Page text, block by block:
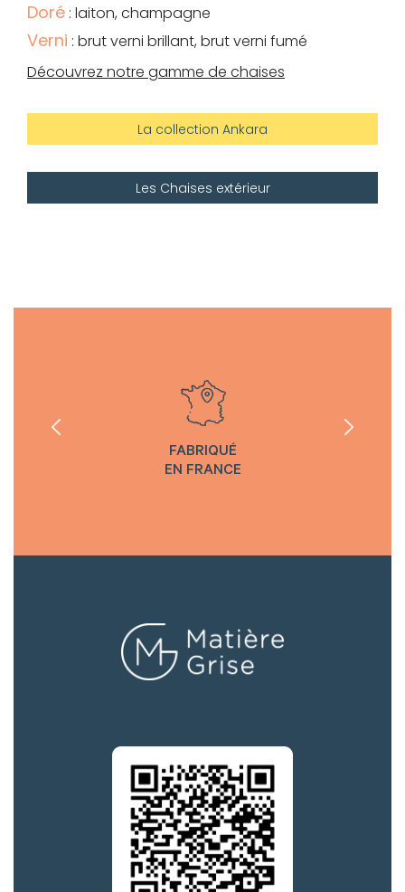
Doré : laiton, champagne
Verni : brut verni brillant, brut verni fumé
Découvrez notre gamme de chaises
La collection Ankara
Les Chaises extérieur
FABRIQUÉ
EN FRANCE